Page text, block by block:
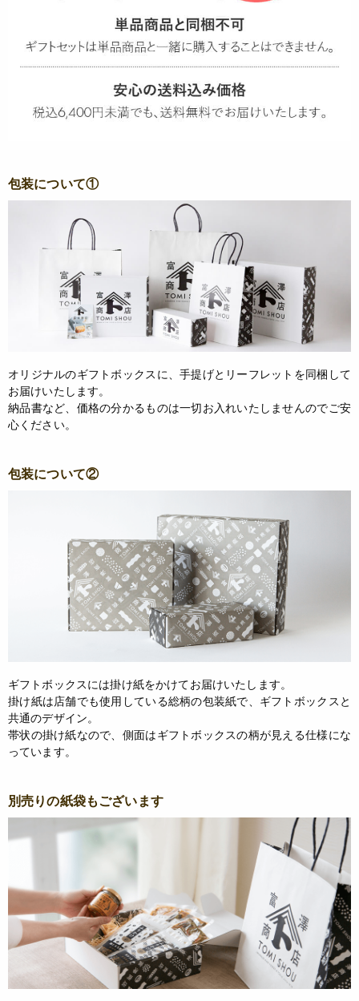
包装について①
オリジナルのギフトボックスに、手提げとリーフレットを同梱して
お届けいたします。
納品書など、価格の分かるものは一切お入れいたしませんのでご安
心ください。
包装について②
ギフトボックスには掛け紙をかけてお届けいたします。
掛け紙は店舗でも使用している総柄の包装紙で、ギフトボックスと
共通のデザイン。
帯状の掛け紙なので、側面はギフトボックスの柄が見える仕様にな
っています。
別売りの紙袋もございます